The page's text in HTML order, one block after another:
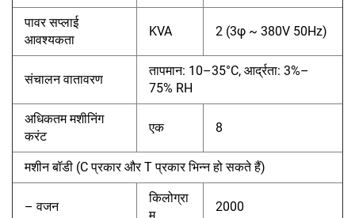
पावर सप्लाई
आवश्यकता
KVA 2 (3φ ~ 380V 50Hz)
संचालन वातावरण
तापमान: 10–35°C, आर्द्रता: 3%–
75% RH
अधिकतम मशीनिंग
करंट
एक 8
मशीन बॉडी (C प्रकार और T प्रकार भिन्न हो सकते हैं)
– वजन
किलोग्रा
म
2000